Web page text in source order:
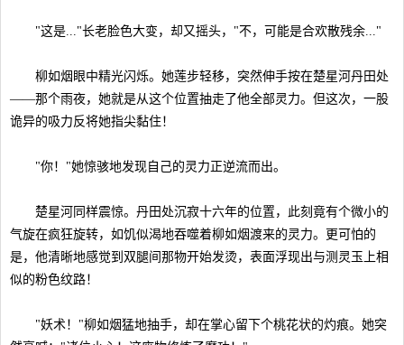
"这是..."长老脸色大变，却又摇头，"不，可能是合欢散残余..."
柳如烟眼中精光闪烁。她莲步轻移，突然伸手按在楚星河丹田处
——那个雨夜，她就是从这个位置抽走了他全部灵力。但这次，一股
诡异的吸力反将她指尖黏住！
"你！"她惊骇地发现自己的灵力正逆流而出。
楚星河同样震惊。丹田处沉寂十六年的位置，此刻竟有个微小的
气旋在疯狂旋转，如饥似渴地吞噬着柳如烟渡来的灵力。更可怕的
是，他清晰地感觉到双腿间那物开始发烫，表面浮现出与测灵玉上相
似的粉色纹路！
"妖术！"柳如烟猛地抽手，却在掌心留下个桃花状的灼痕。她突